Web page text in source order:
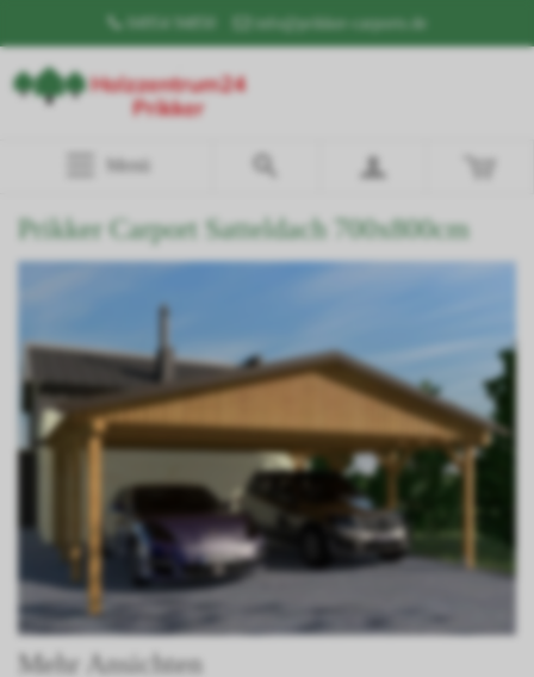
info@prikker-carports.de
Menü
Prikker Carport Satteldach 700x800cm
Mehr Ansichten